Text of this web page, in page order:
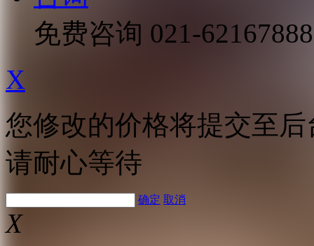
免费咨询 021-62167888
X
您修改的价格将提交至
请耐心等待
确定 取消
X